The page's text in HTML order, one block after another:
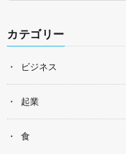
カテゴリー
ビジネス
起業
食